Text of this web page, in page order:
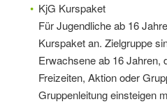
KjG Kurspaket
Für Jugendliche ab 16
Kurspaket an. Zielgruppe
Erwachsene ab 16 Jahren,
Freizeiten, Aktion oder
Gruppenleitung einsteigen